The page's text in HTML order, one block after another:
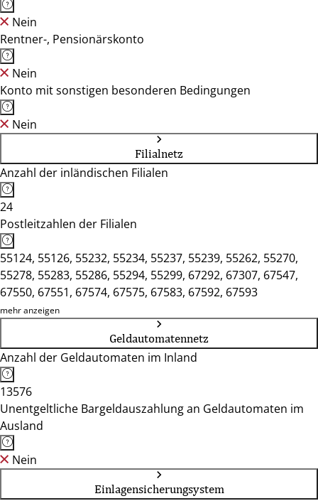
Nein
Rentner-, Pensionärskonto
Nein
Konto mit sonstigen besonderen Bedingungen
Nein
Filialnetz
Anzahl der inländischen Filialen
24
Postleitzahlen der Filialen
55124, 55126, 55232, 55234, 55237, 55239, 55262, 55270,
55278, 55283, 55286, 55294, 55299, 67292, 67307, 67547,
67550, 67551, 67574, 67575, 67583, 67592, 67593
mehr anzeigen
Geldautomatennetz
Anzahl der Geldautomaten im Inland
13576
Unentgeltliche Bargeldauszahlung an Geldautomaten im
Ausland
Nein
Einlagensicherungsystem